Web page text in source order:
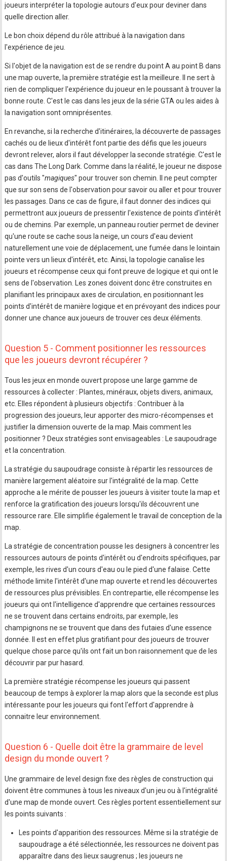
joueurs interpréter la topologie autours d'eux pour deviner dans
quelle direction aller.
Le bon choix dépend du rôle attribué à la navigation dans
l'expérience de jeu.
Si l'objet de la navigation est de se rendre du point A au point B dans
une map ouverte, la première stratégie est la meilleure. Il ne sert à
rien de compliquer l'expérience du joueur en le poussant à trouver la
bonne route. C'est le cas dans les jeux de la série GTA ou les aides à
la navigation sont omniprésentes.
En revanche, si la recherche d'itinéraires, la découverte de passages
cachés ou de lieux d'intérêt font partie des défis que les joueurs
devront relever, alors il faut développer la seconde stratégie. C'est le
cas dans The Long Dark. Comme dans la réalité, le joueur ne dispose
pas d'outils "magiques" pour trouver son chemin. Il ne peut compter
que sur son sens de l'observation pour savoir ou aller et pour trouver
les passages. Dans ce cas de figure, il faut donner des indices qui
permettront aux joueurs de pressentir l'existence de points d'intérêt
ou de chemins. Par exemple, un panneau routier permet de deviner
qu'une route se cache sous la neige, un cours d'eau devient
naturellement une voie de déplacement, une fumée dans le lointain
pointe vers un lieux d'intérêt, etc. Ainsi, la topologie canalise les
joueurs et récompense ceux qui font preuve de logique et qui ont le
sens de l'observation. Les zones doivent donc être construites en
planifiant les principaux axes de circulation, en positionnant les
points d'intérêt de manière logique et en prévoyant des indices pour
donner une chance aux joueurs de trouver ces deux éléments.
Question 5 - Comment positionner les ressources
que les joueurs devront récupérer ?
Tous les jeux en monde ouvert propose une large gamme de
ressources à collecter : Plantes, minéraux, objets divers, animaux,
etc. Elles répondent à plusieurs objectifs : Contribuer à la
progression des joueurs, leur apporter des micro-récompenses et
justifier la dimension ouverte de la map. Mais comment les
positionner ? Deux stratégies sont envisageables : Le saupoudrage
et la concentration.
La stratégie du saupoudrage consiste à répartir les ressources de
manière largement aléatoire sur l'intégralité de la map. Cette
approche a le mérite de pousser les joueurs à visiter toute la map et
renforce la gratification des joueurs lorsqu'ils découvrent une
ressource rare. Elle simplifie également le travail de conception de la
map.
La stratégie de concentration pousse les designers à concentrer les
ressources autours de points d'intérêt ou d'endroits spécifiques, par
exemple, les rives d'un cours d'eau ou le pied d'une falaise. Cette
méthode limite l'intérêt d'une map ouverte et rend les découvertes
de ressources plus prévisibles. En contrepartie, elle récompense les
joueurs qui ont l'intelligence d'apprendre que certaines ressources
ne se trouvent dans certains endroits, par exemple, les
champignons ne se trouvent que dans des futaies d'une essence
donnée. Il est en effet plus gratifiant pour des joueurs de trouver
quelque chose parce qu'ils ont fait un bon raisonnement que de les
découvrir par pur hasard.
La première stratégie récompense les joueurs qui passent
beaucoup de temps à explorer la map alors que la seconde est plus
intéressante pour les joueurs qui font l'effort d'apprendre à
connaitre leur environnement.
Question 6 - Quelle doit être la grammaire de level
design du monde ouvert ?
Une grammaire de level design fixe des règles de construction qui
doivent être communes à tous les niveaux d'un jeu ou à l'intégralité
d'une map de monde ouvert. Ces règles portent essentiellement sur
les points suivants :
Les points d'apparition des ressources. Même si la stratégie de
saupoudrage a été sélectionnée, les ressources ne doivent pas
apparaître dans des lieux saugrenus ; les joueurs ne